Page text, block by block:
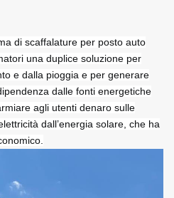
di scaffalature per posto auto
una duplice soluzione per
e dalla pioggia e per generare
dalle fonti energetiche
agli utenti denaro sulle
dall’energia solare, che ha